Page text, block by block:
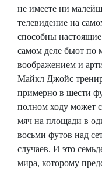
не имеете ни
телевидение на
способны
самом деле бьют по
воображением и
Майкл Джойс
примерно в шести
полном ходу может
мяч на площади в
восьми футов над
случаев. И это
мира, которому